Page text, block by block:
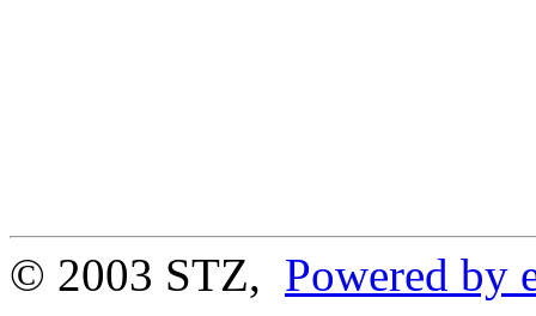
© 2003 STZ, Powered by